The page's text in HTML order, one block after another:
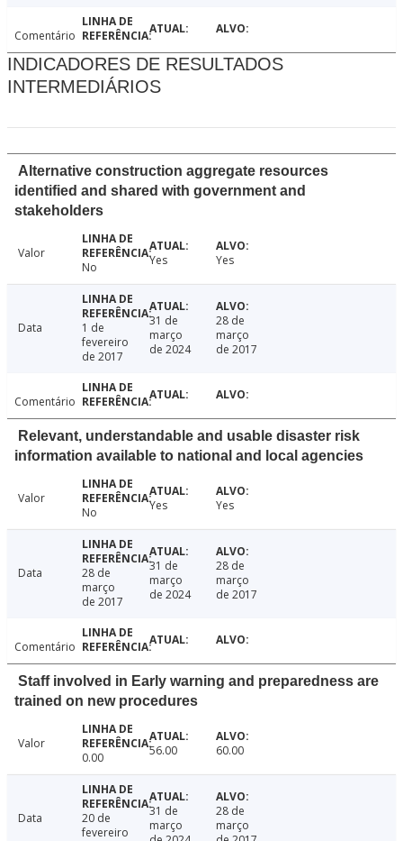
Comentário
INDICADORES DE RESULTADOS
INTERMEDIÁRIOS
Alternative construction aggregate resources
identified and shared with government and
stakeholders
Valor
No
Yes Yes
Data
1 de
fevereiro
de 2017
31 de
março
de 2024
28 de
março
de 2017
Comentário
Relevant, understandable and usable disaster risk
information available to national and local agencies
Valor
No
Yes Yes
Data
28 de
março
de 2017
31 de
março
de 2024
28 de
março
de 2017
Comentário
Staff involved in Early warning and preparedness are
trained on new procedures
Valor
0.00
56.00 60.00
Data
20 de
fevereiro
31 de
março
28 de
março